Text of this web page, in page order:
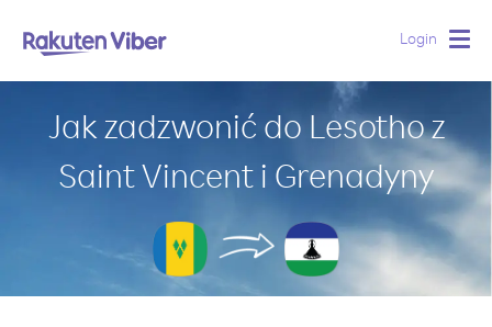
Login
Jak zadzwonić do Lesotho z
Saint Vincent i Grenadyny